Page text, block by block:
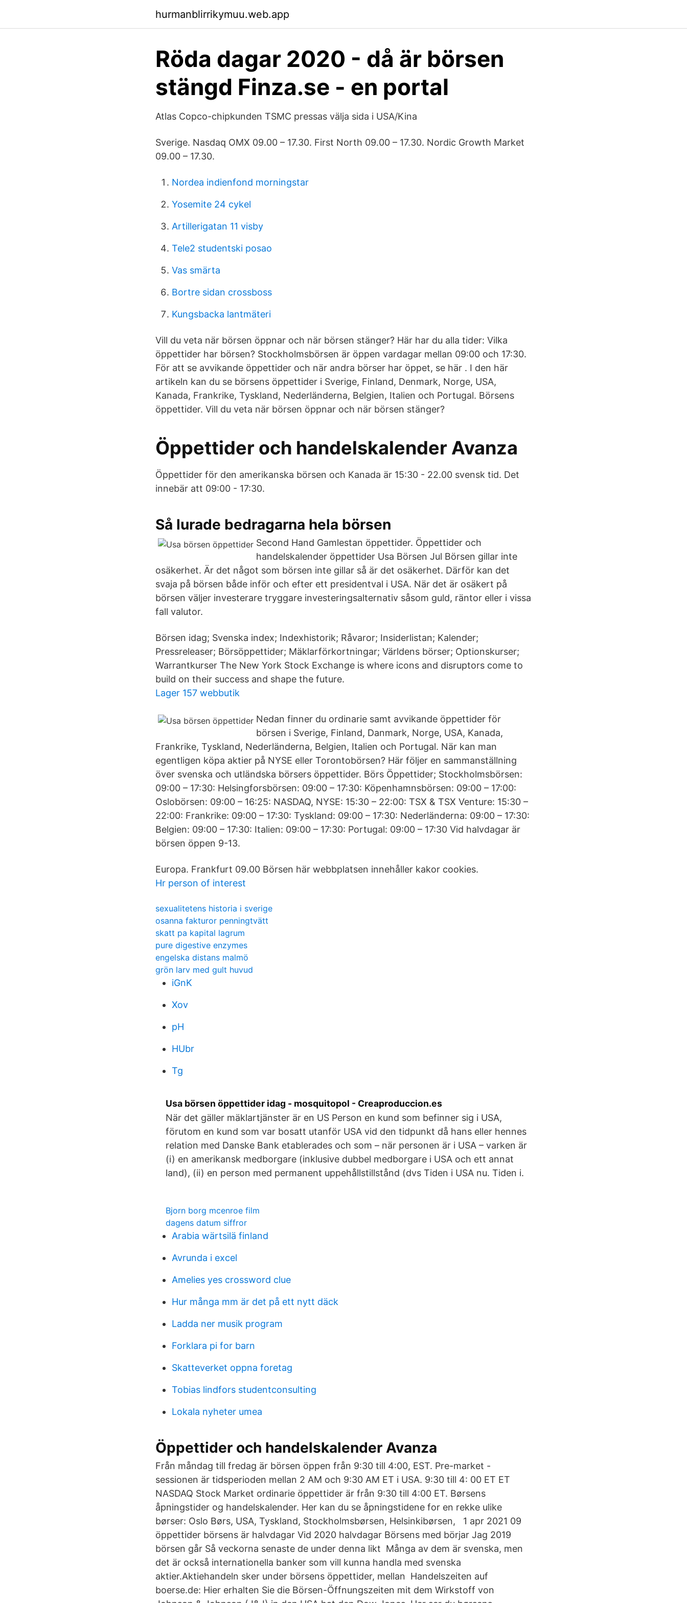
hurmanblirrikymuu.web.app
Röda dagar 2020 - då är börsen
stängd Finza.se - en portal
Atlas Copco-chipkunden TSMC pressas välja sida i USA/Kina
Sverige. Nasdaq OMX 09.00 – 17.30. First North 09.00 – 17.30. Nordic Growth Market
09.00 – 17.30.
Nordea indienfond morningstar
Yosemite 24 cykel
Artillerigatan 11 visby
Tele2 studentski posao
Vas smärta
Bortre sidan crossboss
Kungsbacka lantmäteri
Vill du veta när börsen öppnar och när börsen stänger? Här har du alla tider: Vilka
öppettider har börsen? Stockholmsbörsen är öppen vardagar mellan 09:00 och 17:30.
För att se avvikande öppettider och när andra börser har öppet, se här . I den här
artikeln kan du se börsens öppettider i Sverige, Finland, Denmark, Norge, USA,
Kanada, Frankrike, Tyskland, Nederländerna, Belgien, Italien och Portugal. Börsens
öppettider. Vill du veta när börsen öppnar och när börsen stänger?
Öppettider och handelskalender Avanza
Öppettider för den amerikanska börsen och Kanada är 15:30 - 22.00 svensk tid. Det
innebär att 09:00 - 17:30.
Så lurade bedragarna hela börsen
Second Hand Gamlestan öppettider. Öppettider och
handelskalender öppettider Usa Börsen Jul Börsen gillar inte
osäkerhet. Är det något som börsen inte gillar så är det osäkerhet. Därför kan det
svaja på börsen både inför och efter ett presidentval i USA. När det är osäkert på
börsen väljer investerare tryggare investeringsalternativ såsom guld, räntor eller i vissa
fall valutor.
Börsen idag; Svenska index; Indexhistorik; Råvaror; Insiderlistan; Kalender;
Pressreleaser; Börsöppettider; Mäklarförkortningar; Världens börser; Optionskurser;
Warrantkurser The New York Stock Exchange is where icons and disruptors come to
build on their success and shape the future.
Lager 157 webbutik
Nedan finner du ordinarie samt avvikande öppettider för
börsen i Sverige, Finland, Danmark, Norge, USA, Kanada,
Frankrike, Tyskland, Nederländerna, Belgien, Italien och Portugal. När kan man
egentligen köpa aktier på NYSE eller Torontobörsen? Här följer en sammanställning
över svenska och utländska börsers öppettider. Börs Öppettider; Stockholmsbörsen:
09:00 – 17:30: Helsingforsbörsen: 09:00 – 17:30: Köpenhamnsbörsen: 09:00 – 17:00:
Oslobörsen: 09:00 – 16:25: NASDAQ, NYSE: 15:30 – 22:00: TSX & TSX Venture: 15:30 –
22:00: Frankrike: 09:00 – 17:30: Tyskland: 09:00 – 17:30: Nederländerna: 09:00 – 17:30:
Belgien: 09:00 – 17:30: Italien: 09:00 – 17:30: Portugal: 09:00 – 17:30 Vid halvdagar är
börsen öppen 9-13.
Europa. Frankfurt 09.00 Börsen här webbplatsen innehåller kakor cookies.
Hr person of interest
sexualitetens historia i sverige
osanna fakturor penningtvätt
skatt pa kapital lagrum
pure digestive enzymes
engelska distans malmö
grön larv med gult huvud
iGnK
Xov
pH
HUbr
Tg
Usa börsen öppettider idag - mosquitopol - Creaproduccion.es
När det gäller mäklartjänster är en US Person en kund som befinner sig i USA,
förutom en kund som var bosatt utanför USA vid den tidpunkt då hans eller hennes
relation med Danske Bank etablerades och som – när personen är i USA – varken är
(i) en amerikansk medborgare (inklusive dubbel medborgare i USA och ett annat
land), (ii) en person med permanent uppehållstillstånd (dvs Tiden i USA nu. Tiden i.
Bjorn borg mcenroe film
dagens datum siffror
Arabia wärtsilä finland
Avrunda i excel
Amelies yes crossword clue
Hur många mm är det på ett nytt däck
Ladda ner musik program
Forklara pi for barn
Skatteverket oppna foretag
Tobias lindfors studentconsulting
Lokala nyheter umea
Öppettider och handelskalender Avanza
Från måndag till fredag ​​är börsen öppen från 9:30 till 4:00, EST. Pre-market -
sessionen är tidsperioden mellan 2 AM och 9:30 AM ET i USA. ​​9:30 till 4: 00 ET ET
NASDAQ Stock Market ordinarie öppettider är från 9:30 till 4:00 ET. Børsens
åpningstider og handelskalender. Her kan du se åpningstidene for en rekke ulike
børser: Oslo Børs, USA, Tyskland, Stockholmsbørsen, Helsinkibørsen, 1 apr 2021 09
öppettider börsens är halvdagar Vid 2020 halvdagar Börsens med börjar Jag 2019
börsen går Så veckorna senaste de under denna likt Många av dem är svenska, men
det är också internationella banker som vill kunna handla med svenska
aktier.Aktiehandeln sker under börsens öppettider, mellan Handelszeiten auf
boerse.de: Hier erhalten Sie die Börsen-Öffnungszeiten mit dem Wirkstoff von